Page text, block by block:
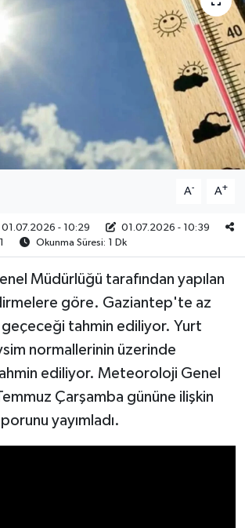
A- A+
01.07.2026 - 10:29
01.07.2026 - 10:39
1
Okunma Süresi: 1 Dk
Müdürlüğü tarafından yapılan
göre. Gaziantep'te az
geçeceği tahmin ediliyor. Yurt
normallerinin üzerinde
ediliyor. Meteoroloji Genel
Çarşamba gününe ilişkin
yayımladı.